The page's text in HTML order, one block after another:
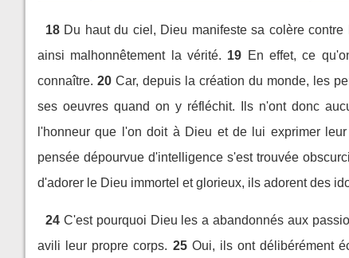
18 Du haut du ciel, Dieu manifeste sa colère
ainsi malhonnêtement la vérité. 19 En effet, ce
connaître. 20 Car, depuis la création du monde, les
ses oeuvres quand on y réfléchit. Ils n'ont donc
l'honneur que l'on doit à Dieu et de lui exprimer
pensée dépourvue d'intelligence s'est trouvée
d'adorer le Dieu immortel et glorieux, ils adorent des
24 C'est pourquoi Dieu les a abandonnés aux
avili leur propre corps. 25 Oui, ils ont délibérément